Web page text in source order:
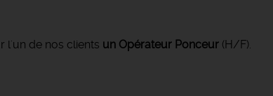
l'un de nos clients un Opérateur Ponceur (H/F).